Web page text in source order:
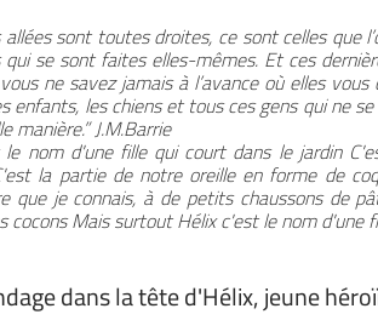
sont toutes droites, ce sont celles que
se sont faites elles-mêmes. Et ces
ne savez jamais à l’avance où elles
enfants, les chiens et tous ces gens qui ne
manière.” J.M.Barrie
nom d'une fille qui court dans le jardin
la partie de notre oreille en forme de
que je connais, à de petits chaussons de
cocons Mais surtout Hélix c'est le nom d'une
dans la tête d'Hélix, jeune